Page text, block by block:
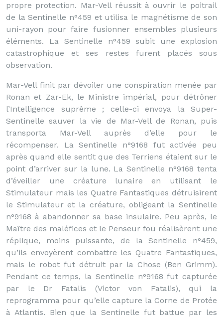
propre protection. Mar-Vell réussit à ouvrir le poitrail
de la Sentinelle n°459 et utilisa le magnétisme de son
uni-rayon pour faire fusionner ensembles plusieurs
éléments. La Sentinelle n°459 subit une explosion
catastrophique et ses restes furent placés sous
observation.
Mar-Vell finit par dévoiler une conspiration menée par
Ronan et Zar-Ek, le Ministre impérial, pour détrôner
l’Intelligence suprême ; celle-ci envoya la Super-
Sentinelle sauver la vie de Mar-Vell de Ronan, puis
transporta Mar-Vell auprès d’elle pour le
récompenser. La Sentinelle n°9168 fut activée peu
après quand elle sentit que des Terriens étaient sur le
point d’arriver sur la lune. La Sentinelle n°9168 tenta
d’éveiller une créature lunaire en utilisant le
Stimulateur mais les Quatre Fantastiques détruisirent
le Stimulateur et la créature, obligeant la Sentinelle
n°9168 à abandonner sa base insulaire. Peu après, le
Maître des maléfices et le Penseur fou réalisèrent une
réplique, moins puissante, de la Sentinelle n°459,
qu’ils envoyèrent combattre les Quatre Fantastiques,
mais le robot fut détruit par la Chose (Ben Grimm).
Pendant ce temps, la Sentinelle n°9168 fut capturée
par le Dr Fatalis (Victor von Fatalis), qui la
reprogramma pour qu’elle capture la Corne de Protée
à Atlantis. Bien que la Sentinelle fut battue par les